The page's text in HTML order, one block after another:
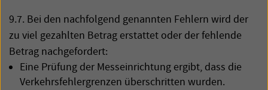
9.7. Bei den nachfolgend genannten Fehlern wird der
zu viel gezahlten Betrag erstattet oder der fehlende
Betrag nachgefordert:
Eine Prüfung der Messeinrichtung ergibt, dass die
Verkehrsfehlergrenzen überschritten wurden.